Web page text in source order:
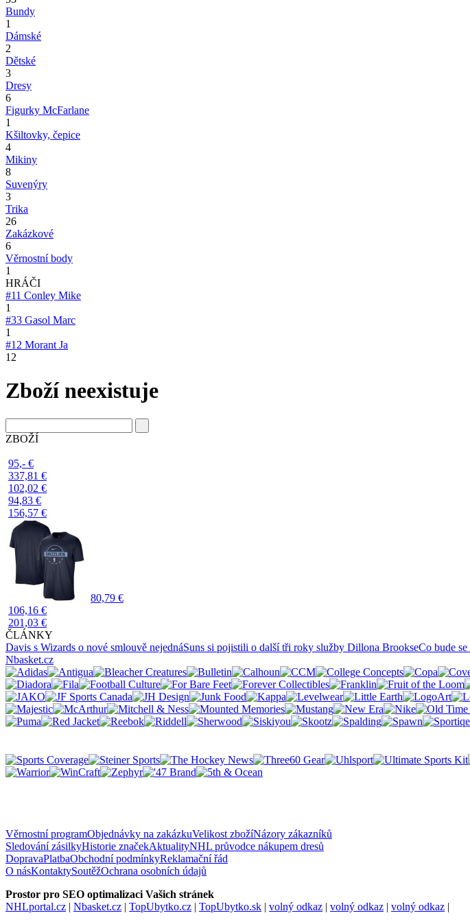
Bundy
1
Dámské
2
Dětské
3
Dresy
6
Figurky McFarlane
1
Kšiltovky, čepice
4
Mikiny
8
Suvenýry
3
Trika
26
Zakázkové
6
Věrnostní body
1
HRÁČI
#11 Conley Mike
1
#33 Gasol Marc
1
#12 Morant Ja
12
Zboží neexistuje
ZBOŽÍ
95,- €
337,81 €
102,02 €
94,83 €
156,57 €
80,79 €
106,16 €
201,03 €
ČLÁNKY
Davis s Wizards o nové smlouvě nejednáSuns si pojistili o další tři roky služby Dillona BrookseCo bude
Nbasket.cz
Věrnostní programObjednávky na zakázkuVelikost zbožíNázory zákazníků
Sledování zásilkyHistorie značekAktualityNHL průvodce nákupem dresů
DopravaPlatbaObchodní podmínkyReklamační řád
O násKontaktySoutěžOchrana osobních údajů
Prostor pro SEO optimalizaci Vašich stránek
NHLportal.cz | Nbasket.cz | TopUbytko.cz | TopUbytko.sk | volný odkaz | volný odkaz | volný odkaz |